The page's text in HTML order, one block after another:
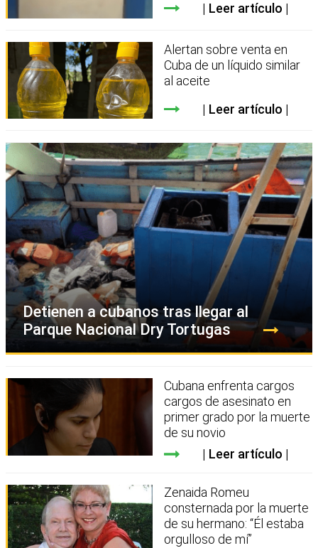
Leer artículo
Alertan sobre venta en
Cuba de un líquido similar
al aceite
Leer artículo
Detienen a cubanos tras llegar al
Parque Nacional Dry Tortugas
Cubana enfrenta cargos
cargos de asesinato en
primer grado por la muerte
de su novio
Leer artículo
Zenaida Romeu
consternada por la muerte
de su hermano: “Él estaba
orgulloso de mí”